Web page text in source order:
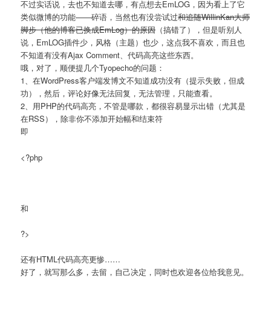
不过实话说，去也不知道去哪，有点想去EmLOG，因为看上了它
类似微博的功能——碎语，当然也有没尝试过和追随WillinKan大师
脚步（他的博客已换成EmLog）的原因 （搞错了），但是听别人
说，EmLOG插件少，风格（主题）也少，这点我不喜欢，而且也
不知道有没有Ajax Comment、代码高亮这些东西。
哦，对了，顺便提几个Tyopecho的问题：
1、在WordPress客户端发博文不知道成功没有（提示失败，但成
功），然后，评论好像无法回复，无法管理，只能查看。
2、用PHP的代码高亮，不管是哪款，都很容易显示出错（尤其是
在RSS），除非你不添加开始幅和结束符
即
<?php
和
?>
还有HTML代码高亮更惨……
好了，就写那么多，去留，自己决定，同时也欢迎各位给我意见。